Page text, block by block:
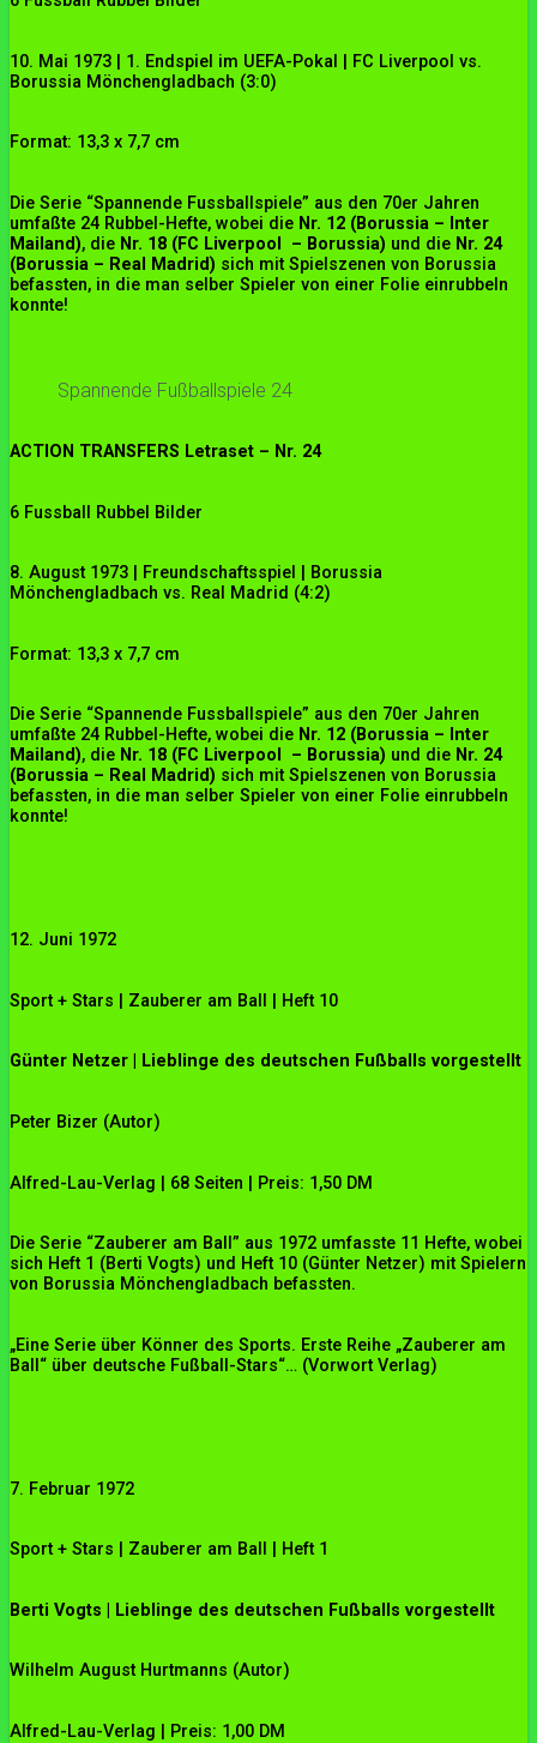
10. Mai 1973 | 1. Endspiel im UEFA-Pokal | FC Liverpool vs.
Borussia Mönchengladbach (3:0)
Format: 13,3 x 7,7 cm
Die Serie “Spannende Fussballspiele” aus den 70er Jahren
umfaßte 24 Rubbel-Hefte, wobei die Nr. 12 (Borussia – Inter
Mailand), die Nr. 18 (FC Liverpool – Borussia) und die Nr. 24
(Borussia – Real Madrid) sich mit Spielszenen von Borussia
befassten, in die man selber Spieler von einer Folie einrubbeln
konnte!
Spannende Fußballspiele 24
ACTION TRANSFERS Letraset – Nr. 24
6 Fussball Rubbel Bilder
8. August 1973 | Freundschaftsspiel | Borussia
Mönchengladbach vs. Real Madrid (4:2)
Format: 13,3 x 7,7 cm
Die Serie “Spannende Fussballspiele” aus den 70er Jahren
umfaßte 24 Rubbel-Hefte, wobei die Nr. 12 (Borussia – Inter
Mailand), die Nr. 18 (FC Liverpool – Borussia) und die Nr. 24
(Borussia – Real Madrid) sich mit Spielszenen von Borussia
befassten, in die man selber Spieler von einer Folie einrubbeln
konnte!
12. Juni 1972
Sport + Stars | Zauberer am Ball | Heft 10
Günter Netzer | Lieblinge des deutschen Fußballs vorgestellt
Peter Bizer (Autor)
Alfred-Lau-Verlag | 68 Seiten | Preis: 1,50 DM
Die Serie “Zauberer am Ball” aus 1972 umfasste 11 Hefte, wobei
sich Heft 1 (Berti Vogts) und Heft 10 (Günter Netzer) mit Spielern
von Borussia Mönchengladbach befassten.
„Eine Serie über Könner des Sports. Erste Reihe „Zauberer am
Ball“ über deutsche Fußball-Stars“… (Vorwort Verlag)
7. Februar 1972
Sport + Stars | Zauberer am Ball | Heft 1
Berti Vogts | Lieblinge des deutschen Fußballs vorgestellt
Wilhelm August Hurtmanns (Autor)
Alfred-Lau-Verlag | Preis: 1,00 DM